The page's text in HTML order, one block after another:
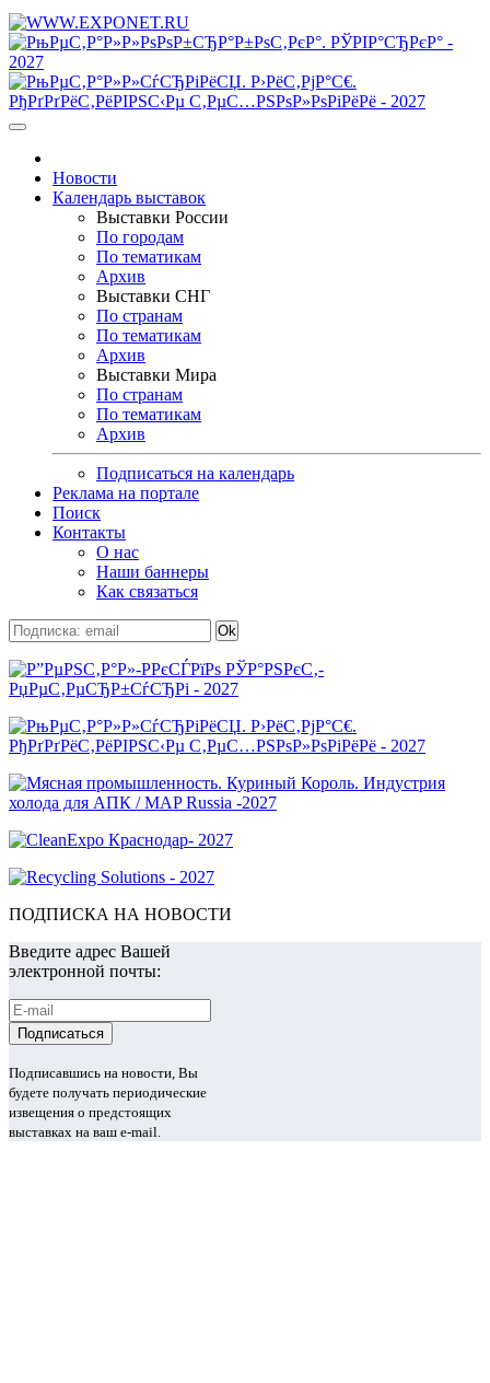
Новости
Календарь выставок
Выставки России
По городам
По тематикам
Архив
Выставки СНГ
По странам
По тематикам
Архив
Выставки Мира
По странам
По тематикам
Архив
Подписаться на календарь
Реклама на портале
Поиск
Контакты
О нас
Наши баннеры
Как связаться
ПОДПИСКА НА НОВОСТИ
Введите адрес Вашей
электронной почты:
Подписавшись на новости, Вы
будете получать периодические
извещения о предстоящих
выставках на ваш e-mail.